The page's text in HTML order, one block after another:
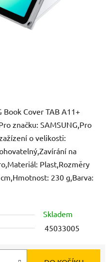
Cover TAB A11+
značku: SAMSUNG,Pro
o velikosti:
na
Plast,Rozměry
230 g,Barva:
Skladem
45033005